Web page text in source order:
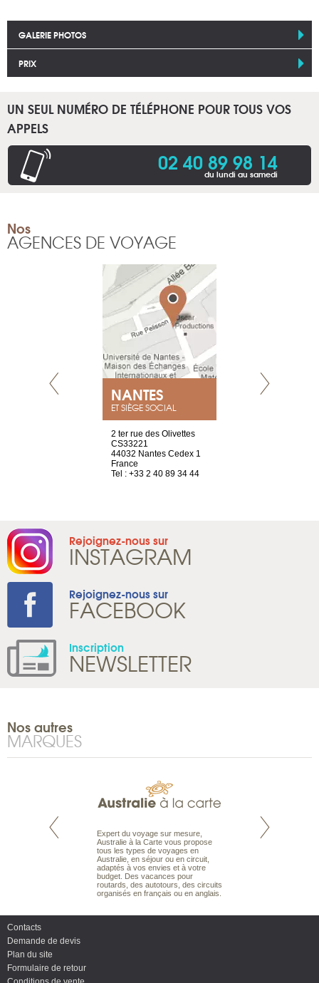
GALERIE PHOTOS
PRIX
UN SEUL NUMÉRO DE TÉLÉPHONE POUR TOUS VOS
APPELS
02 40 89 98 14
du lundi au samedi
Nos
AGENCES DE VOYAGE
NANTES
ET SIÈGE SOCIAL
2 ter rue des Olivettes
CS33221
44032 Nantes Cedex 1
France
Tel : +33 2 40 89 34 44
Rejoignez-nous sur
INSTAGRAM
Rejoignez-nous sur
FACEBOOK
Inscription
NEWSLETTER
Nos autres
MARQUES
est le spécialiste
Expert du voyage sur mesure,
Australie à la Carte vous propose
tous les types de voyages en
Australie, en séjour ou en circuit,
adaptés à vos envies et à votre
budget. Des vacances pour
routards, des autotours, des circuits
organisés en français ou en anglais.
Parce qu’ils sont
Contacts
Demande de devis
Plan du site
Formulaire de retour